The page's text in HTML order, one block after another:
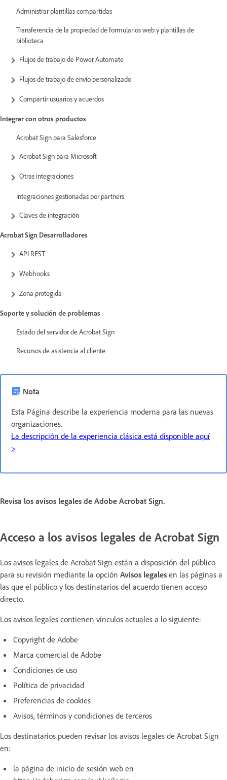
Administrar plantillas compartidas
Transferencia de la propiedad de formularios web y plantillas de
biblioteca
Flujos de trabajo de Power Automate
Flujos de trabajo de envío personalizado
Compartir usuarios y acuerdos
Integrar con otros productos
Acrobat Sign para Salesforce
Acrobat Sign para Microsoft
Otras integraciones
Integraciones gestionadas por partners
Claves de integración
Acrobat Sign Desarrolladores
API REST
Webhooks
Zona protegida
Soporte y solución de problemas
Estado del servidor de Acrobat Sign
Recursos de asistencia al cliente
Nota
Esta Página describe la experiencia moderna para las nuevas
organizaciones.
La descripción de la experiencia clásica está disponible aquí
>
Revisa los avisos legales de Adobe Acrobat Sign.
Acceso a los avisos legales de Acrobat Sign
Los avisos legales de Acrobat Sign están a disposición del público
para su revisión mediante la opción Avisos legales en las páginas a
las que el público y los destinatarios del acuerdo tienen acceso
directo.
Los avisos legales contienen vínculos actuales a lo siguiente:
Copyright de Adobe
Marca comercial de Adobe
Condiciones de uso
Política de privacidad
Preferencias de cookies
Avisos, términos y condiciones de terceros
Los destinatarios pueden revisar los avisos legales de Acrobat Sign
en:
la página de inicio de sesión web en